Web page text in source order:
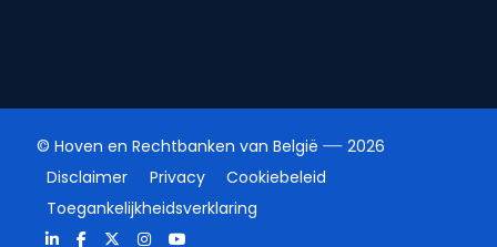
© Hoven en Rechtbanken van België
2026
Disclaimer
Privacy
Cookiebeleid
Toegankelijkheidsverklaring